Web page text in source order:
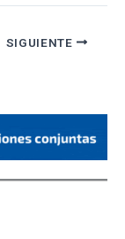
SIGUIENTE